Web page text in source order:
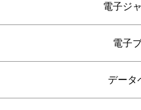
電子ジ
電子
データ